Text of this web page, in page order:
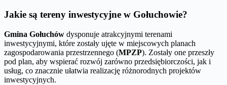
Jakie są tereny inwestycyjne w Gołuchowie?
Gmina Gołuchów dysponuje atrakcyjnymi terenami
inwestycyjnymi, które zostały ujęte w miejscowych planach
zagospodarowania przestrzennego (MPZP). Zostały one przeszły
pod plan, aby wspierać rozwój zarówno przedsiębiorczości, jak i
usług, co znacznie ułatwia realizację różnorodnych projektów
inwestycyjnych.